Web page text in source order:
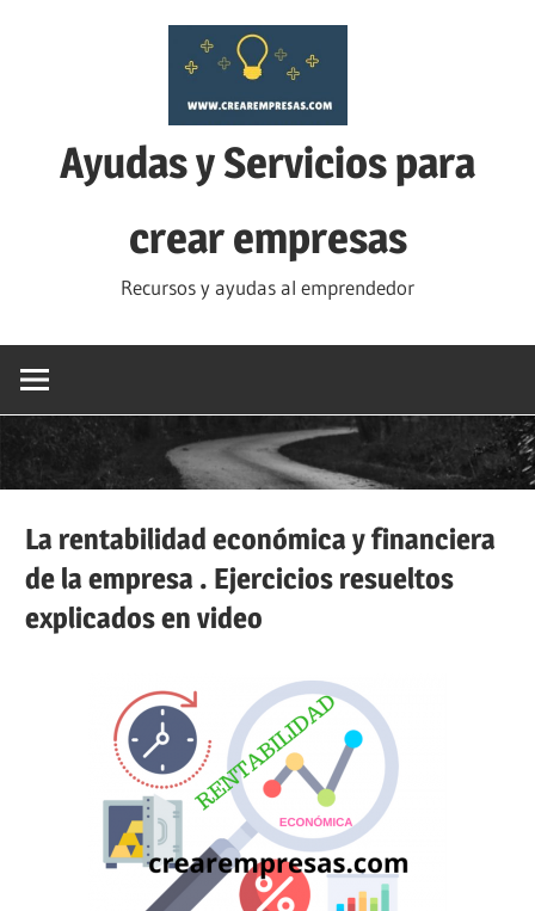
Ayudas y Servicios para
crear empresas
Recursos y ayudas al emprendedor
La rentabilidad económica y financiera
de la empresa . Ejercicios resueltos
explicados en video